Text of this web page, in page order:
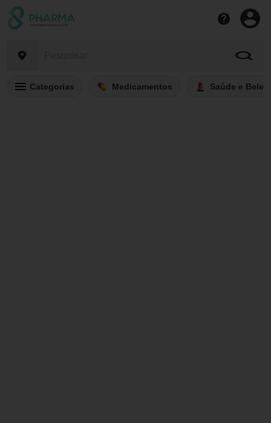
Categorias Medicamentos Saúde e